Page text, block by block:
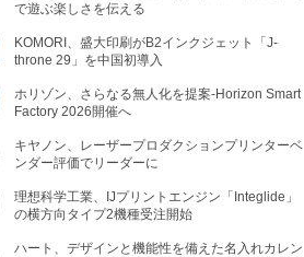
で遊ぶ楽しさを伝える
KOMORI、盛大印刷がB2インクジェット「J-
throne 29」を中国初導入
ホリゾン、さらなる無人化を提案-Horizon Smart
Factory 2026開催へ
キヤノン、レーザープロダクションプリンターベ
ンダー評価でリーダーに
理想科学工業、IJプリントエンジン「Integlide」
の横方向タイプ2機種受注開始
ハート、デザインと機能性を備えた名入れカレン